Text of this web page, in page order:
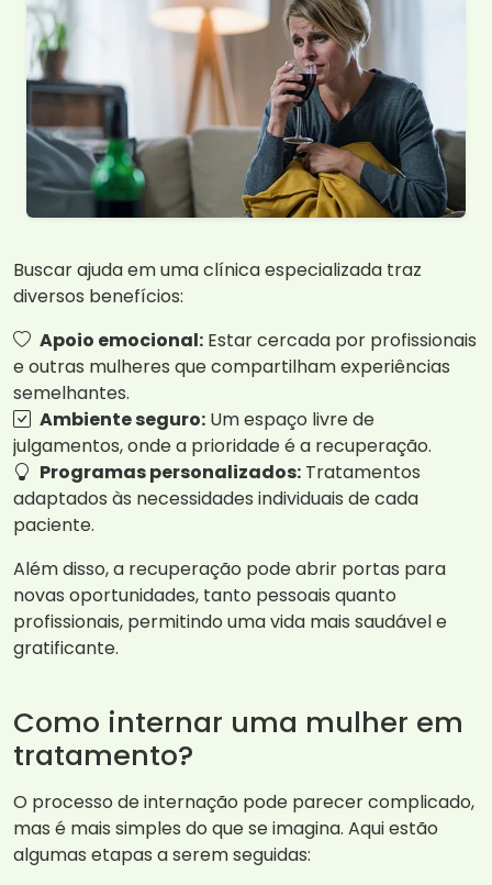
Buscar ajuda em uma clínica especializada traz
diversos benefícios:
Apoio emocional: Estar cercada por profissionais
e outras mulheres que compartilham experiências
semelhantes.
Ambiente seguro: Um espaço livre de
julgamentos, onde a prioridade é a recuperação.
Programas personalizados: Tratamentos
adaptados às necessidades individuais de cada
paciente.
Além disso, a recuperação pode abrir portas para
novas oportunidades, tanto pessoais quanto
profissionais, permitindo uma vida mais saudável e
gratificante.
Como internar uma mulher em
tratamento?
O processo de internação pode parecer complicado,
mas é mais simples do que se imagina. Aqui estão
algumas etapas a serem seguidas: